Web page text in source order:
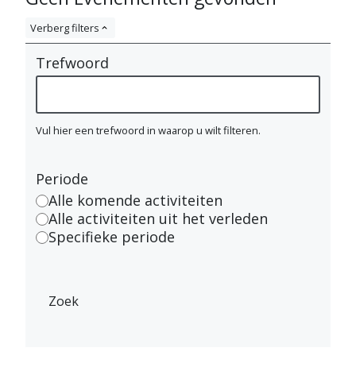
g
e
n
a
Verberg filters
Trefwoord
Vul hier een trefwoord in waarop u wilt filteren.
Periode
Alle komende activiteiten
Alle activiteiten uit het verleden
Specifieke periode
Zoek